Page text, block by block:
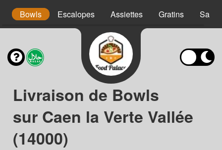
Bowls Escalopes Assiettes Gratins
Livraison de Bowls
sur Caen la Verte Vallée
(14000)